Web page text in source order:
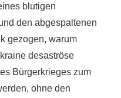
blutigen
den abgespaltenen
gezogen, warum
desaströse
Bürgerkrieges zum
ohne den